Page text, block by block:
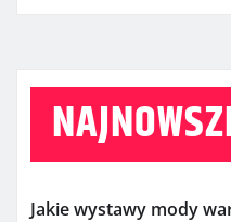
Jakie wystawy mody